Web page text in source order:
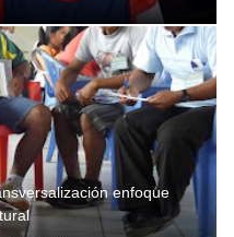
enfoque